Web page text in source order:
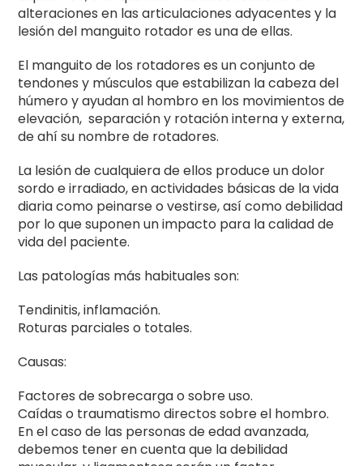
alteraciones en las articulaciones adyacentes y la
lesión del manguito rotador es una de ellas.
El manguito de los rotadores es un conjunto de
tendones y músculos que estabilizan la cabeza del
húmero y ayudan al hombro en los movimientos de
elevación, separación y rotación interna y externa,
de ahí su nombre de rotadores.
La lesión de cualquiera de ellos produce un dolor
sordo e irradiado, en actividades básicas de la vida
diaria como peinarse o vestirse, así como debilidad
por lo que suponen un impacto para la calidad de
vida del paciente.
Las patologías más habituales son:
Tendinitis, inflamación.
Roturas parciales o totales.
Causas:
Factores de sobrecarga o sobre uso.
Caídas o traumatismo directos sobre el hombro.
En el caso de las personas de edad avanzada,
debemos tener en cuenta que la debilidad